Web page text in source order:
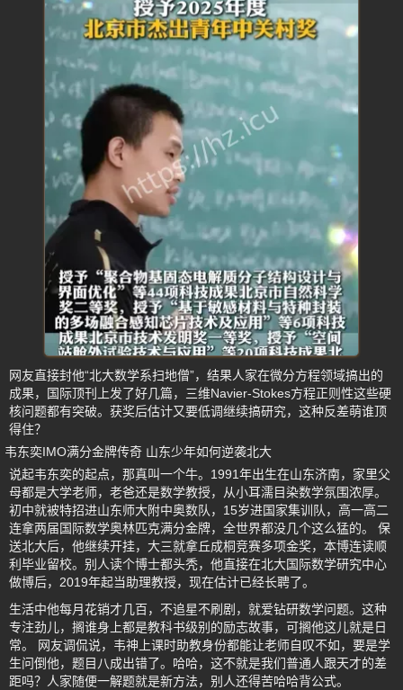
网友直接封他“北大数学系扫地僧”，结果人家在微分方程领域搞出的
成果，国际顶刊上发了好几篇，三维Navier-Stokes方程正则性这些硬
核问题都有突破。获奖后估计又要低调继续搞研究，这种反差萌谁顶
得住？
韦东奕IMO满分金牌传奇 山东少年如何逆袭北大
说起韦东奕的起点，那真叫一个牛。1991年出生在山东济南，家里父
母都是大学老师，老爸还是数学教授，从小耳濡目染数学氛围浓厚。
初中就被特招进山东师大附中奥数队，15岁进国家集训队，高一高二
连拿两届国际数学奥林匹克满分金牌，全世界都没几个这么猛的。 保
送北大后，他继续开挂，大三就拿丘成桐竞赛多项金奖，本博连读顺
利毕业留校。别人读个博士都头秃，他直接在北大国际数学研究中心
做博后，2019年起当助理教授，现在估计已经长聘了。
生活中他每月花销才几百，不追星不刷剧，就爱钻研数学问题。这种
专注劲儿，搁谁身上都是教科书级别的励志故事，可搁他这儿就是日
常。 网友调侃说，韦神上课时助教身份都能让老师自叹不如，要是学
生问倒他，题目八成出错了。哈哈，这不就是我们普通人跟天才的差
距吗？人家随便一解题就是新方法，别人还得苦哈哈背公式。